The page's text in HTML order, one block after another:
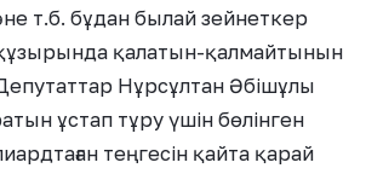
т.б. бұдан былай зейнеткер
қалатын-қалмайтынын
Депутаттар Нұрсұлтан Әбішұлы
ұстап тұру үшін бөлінген
теңгесін қайта қарай